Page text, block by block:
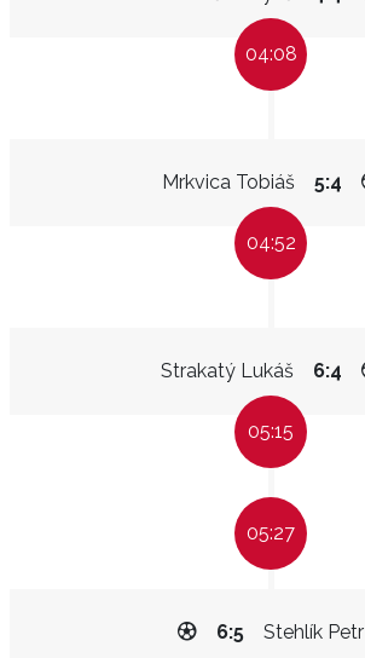
04:08
Mrkvica Tobiáš 5:4
04:52
Strakatý Lukáš 6:4
05:15
05:27
Stehlík Petr
6:5